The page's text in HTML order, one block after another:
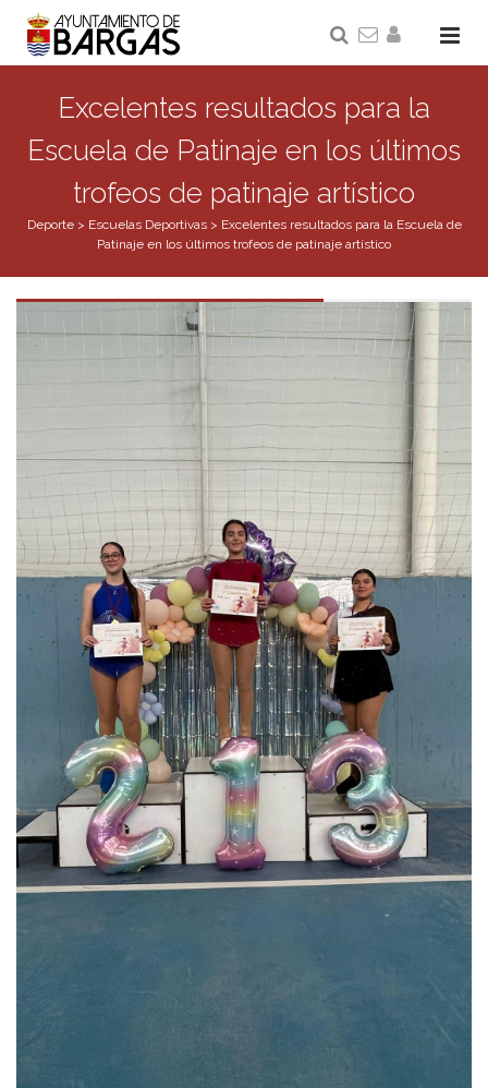
Excelentes resultados para la
Escuela de Patinaje en los últimos
trofeos de patinaje artístico
Deporte> Escuelas Deportivas> Excelentes resultados para la Escuela de
Patinaje en los últimos trofeos de patinaje artístico